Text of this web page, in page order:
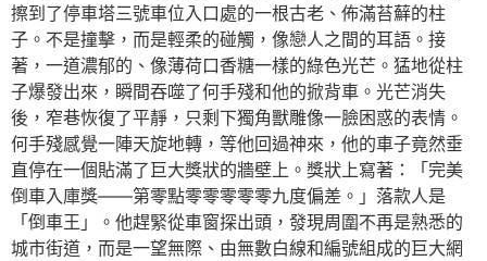
擦到了停車塔三號車位入口處的一根古老、佈滿苔蘚的柱
子。不是撞擊，而是輕柔的碰觸，像戀人之間的耳語。接
著，一道濃郁的、像薄荷口香糖一樣的綠色光芒。猛地從柱
子爆發出來，瞬間吞噬了何手殘和他的掀背車。光芒消失
後，窄巷恢復了平靜，只剩下獨角獸雕像一臉困惑的表情。
何手殘感覺一陣天旋地轉，等他回過神來，他的車子竟然垂
直停在一個貼滿了巨大獎狀的牆壁上。獎狀上寫著：「完美
倒車入庫獎——第零點零零零零零九度偏差。」落款人是
「倒車王」。他趕緊從車窗探出頭，發現周圍不再是熟悉的
城市街道，而是一望無際、由無數白線和編號組成的巨大網